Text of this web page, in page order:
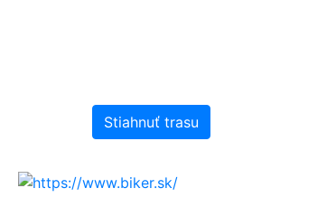
Stiahnuť trasu